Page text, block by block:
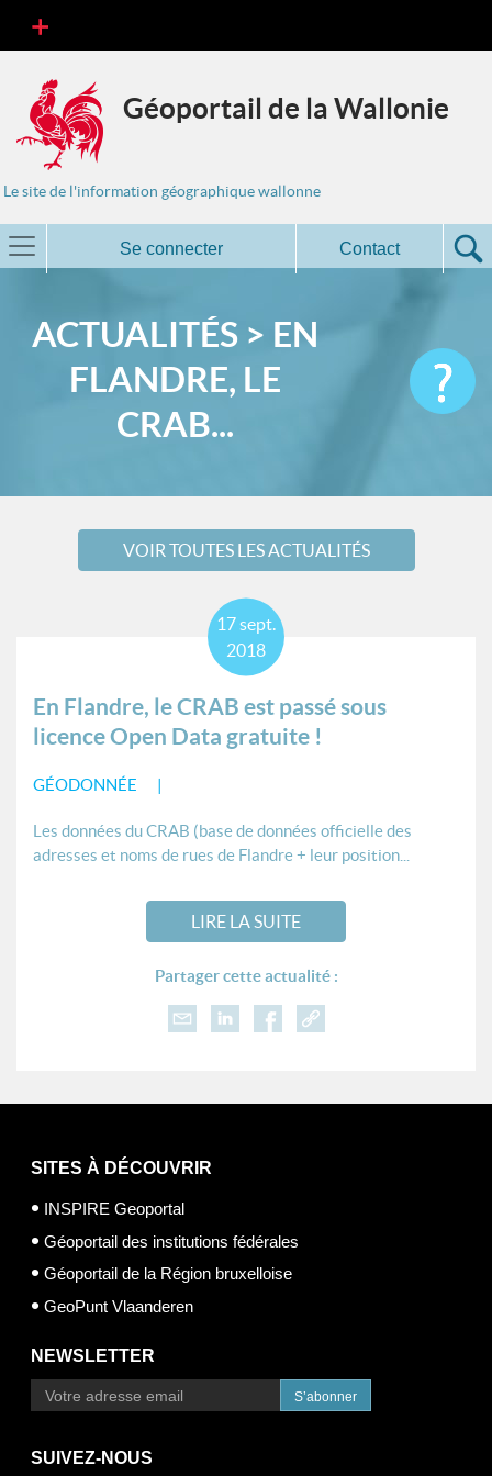
Géoportail de la Wallonie
Le site de l'information géographique wallonne
Se connecter Contact
ACTUALITÉS > EN
FLANDRE, LE
CRAB...
VOIR TOUTES LES ACTUALITÉS
En Flandre, le CRAB est passé sous
licence Open Data gratuite !
GÉODONNÉE
17sept.
2018
Les données du CRAB (base de données officielle des
adresses et noms de rues de Flandre + leur position...
LIRE LA SUITE
Partager cette actualité :
SITES À DÉCOUVRIR
INSPIRE Geoportal
Géoportail des institutions fédérales
Géoportail de la Région bruxelloise
GeoPunt Vlaanderen
NEWSLETTER
S’abonner
SUIVEZ-NOUS